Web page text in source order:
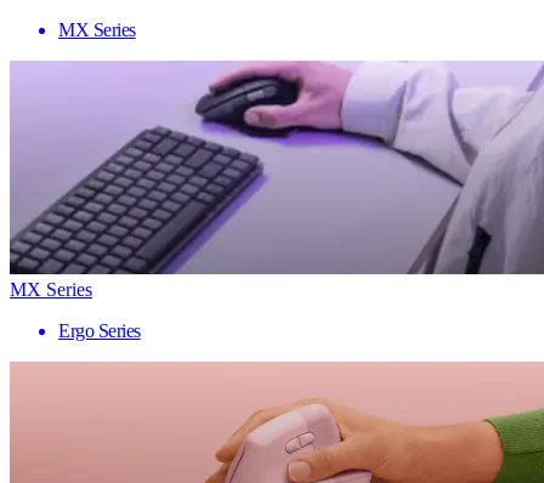
MX Series
MX Series
Ergo Series